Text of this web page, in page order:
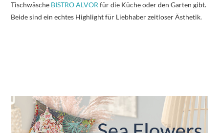
Tischwäsche BISTRO ALVORfür die Küche oder den Garten gibt.
Beide sind ein echtes Highlight für Liebhaber zeitloser Ästhetik.